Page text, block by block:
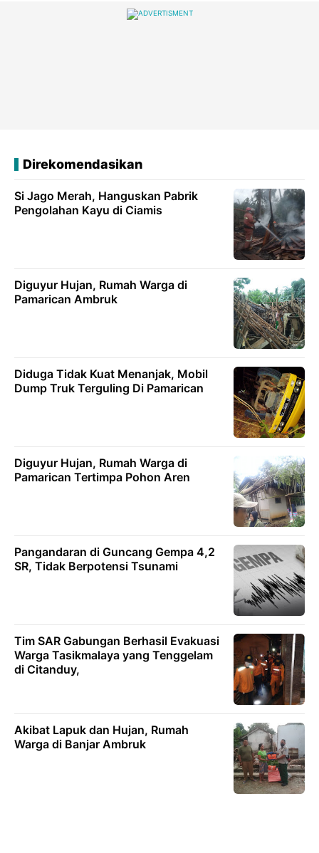
Direkomendasikan
Si Jago Merah, Hanguskan Pabrik
Pengolahan Kayu di Ciamis
Diguyur Hujan, Rumah Warga di
Pamarican Ambruk
Diduga Tidak Kuat Menanjak, Mobil
Dump Truk Terguling Di Pamarican
Diguyur Hujan, Rumah Warga di
Pamarican Tertimpa Pohon Aren
Pangandaran di Guncang Gempa 4,2
SR, Tidak Berpotensi Tsunami
Tim SAR Gabungan Berhasil Evakuasi
Warga Tasikmalaya yang Tenggelam
di Citanduy,
Akibat Lapuk dan Hujan, Rumah
Warga di Banjar Ambruk